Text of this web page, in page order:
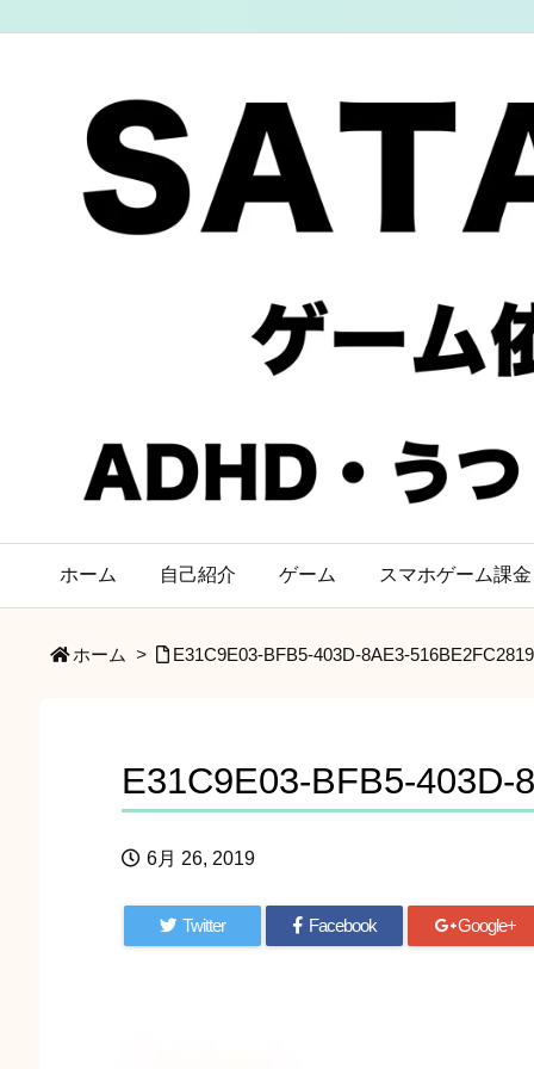
ホーム 自己紹介 ゲーム スマホゲーム課金
ホーム > E31C9E03-BFB5-403D-8AE3-516BE2FC2819
E31C9E03-BFB5-403D-
6月 26, 2019
Twitter Facebook Google+